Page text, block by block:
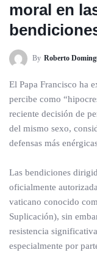
moral en
By Roberto
El Papa Francisco ha
percibe como
reciente decisión de
del mismo sexo,
defensas más
Las bendiciones
oficialmente
vaticano conocido
Suplicación), sin
resistencia
especialmente por